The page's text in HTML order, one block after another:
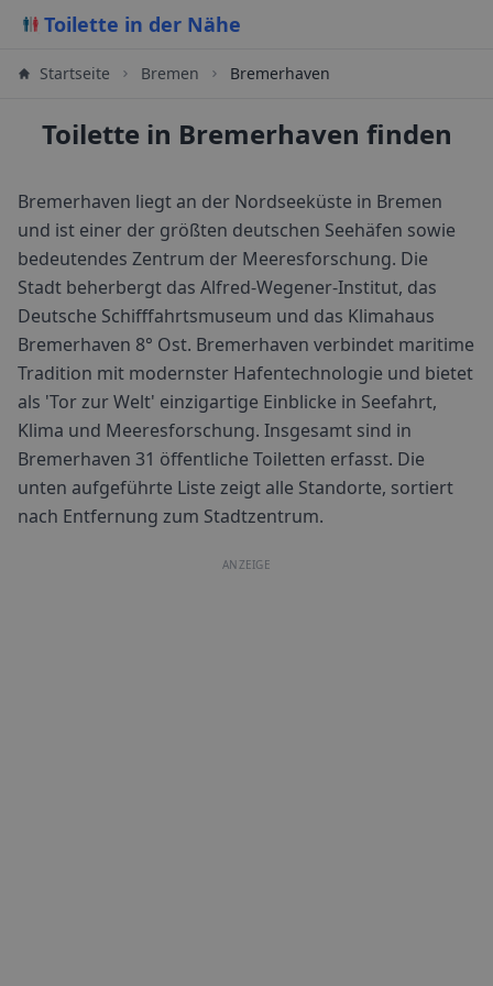
Toilette in der Nähe
Startseite Bremen Bremerhaven
Toilette in Bremerhaven finden
Bremerhaven liegt an der Nordseeküste in Bremen
und ist einer der größten deutschen Seehäfen sowie
bedeutendes Zentrum der Meeresforschung. Die
Stadt beherbergt das Alfred-Wegener-Institut, das
Deutsche Schifffahrtsmuseum und das Klimahaus
Bremerhaven 8° Ost. Bremerhaven verbindet maritime
Tradition mit modernster Hafentechnologie und bietet
als 'Tor zur Welt' einzigartige Einblicke in Seefahrt,
Klima und Meeresforschung. Insgesamt sind in
Bremerhaven 31 öffentliche Toiletten erfasst. Die
unten aufgeführte Liste zeigt alle Standorte, sortiert
nach Entfernung zum Stadtzentrum.
ANZEIGE